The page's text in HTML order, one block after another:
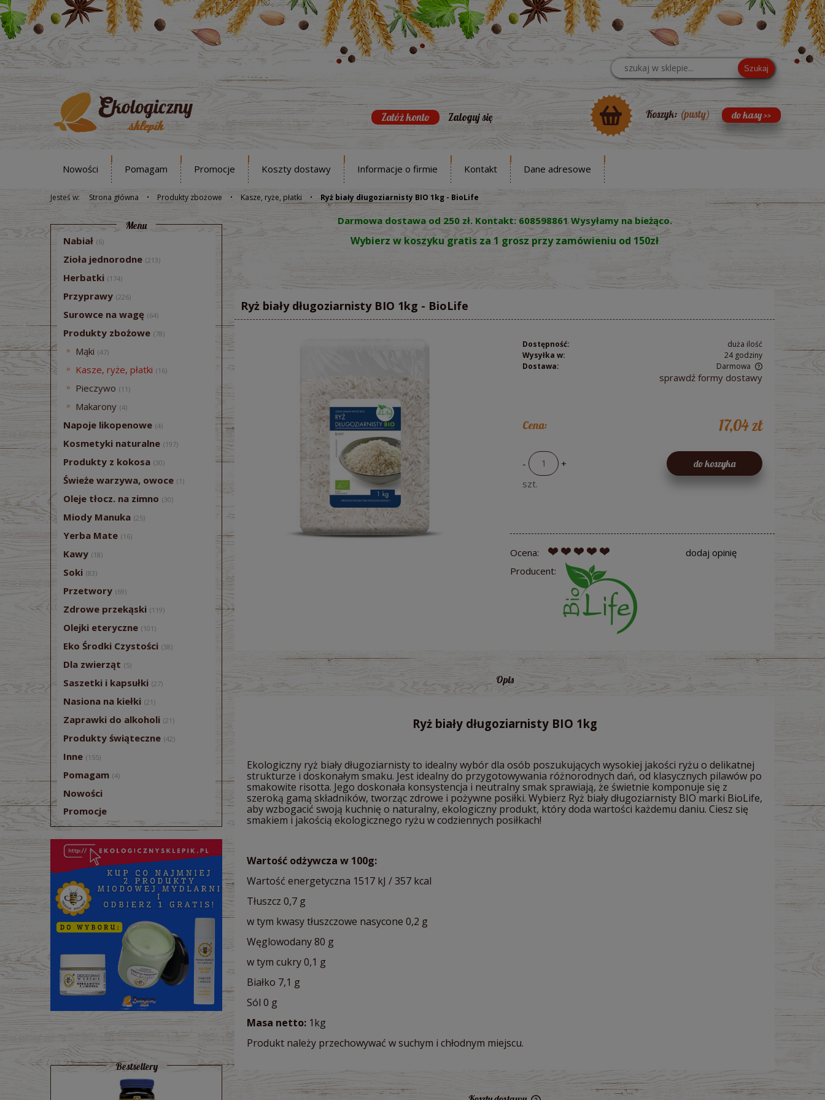
Szukaj
Załóż konto Zaloguj się Koszyk: (pusty)
Nowości Pomagam Promocje Koszty dostawy Informacje o firmie Kontakt Dane adresowe
Jesteś w: Strona główna Produkty zbożowe Kasze, ryże, płatki Ryż biały długoziarnisty BIO 1kg - BioLife
Menu
Nabiał (6)
Zioła jednorodne (213)
Herbatki (174)
Przyprawy (226)
Surowce na wagę (64)
Produkty zbożowe (78)
Mąki (47)
Kasze, ryże, płatki (16)
Pieczywo (11)
Makarony (4)
Napoje likopenowe (4)
Kosmetyki naturalne (197)
Produkty z kokosa (30)
Świeże warzywa, owoce (1)
Oleje tłocz. na zimno (30)
Miody Manuka (25)
Yerba Mate (16)
Kawy (18)
Soki (83)
Przetwory (69)
Zdrowe przekąski (119)
Olejki eteryczne (101)
Eko Środki Czystości (38)
Dla zwierząt (5)
Saszetki i kapsułki (27)
Nasiona na kiełki (21)
Zaprawki do alkoholi (21)
Produkty świąteczne (42)
Inne (155)
Pomagam (4)
Nowości
Promocje
Bestsellery
Darmowa dostawa od 250 zł. Kontakt: 608598861 Wysyłamy na bieżąco.
Wybierz w koszyku gratis za 1 grosz przy zamówieniu od 150zł
Ryż biały długoziarnisty BIO 1kg - BioLife
Dostępność:
duża ilość
Wysyłka w:
24 godziny
Dostawa:
Darmowa
sprawdź formy dostawy
Cena: 17,04 zł
-
+
szt.
do koszyka
Ocena:
Producent:
dodaj opinię
Opis
Ryż biały długoziarnisty BIO 1kg
Ekologiczny ryż biały długoziarnisty to idealny wybór dla osób poszukujących wysokiej jakości ryżu o delikatnej
strukturze i doskonałym smaku. Jest idealny do przygotowywania różnorodnych dań, od klasycznych pilawów po
smakowite risotta. Jego doskonała konsystencja i neutralny smak sprawiają, że świetnie komponuje się z
szeroką gamą składników, tworząc zdrowe i pożywne posiłki. Wybierz Ryż biały długoziarnisty BIO marki BioLife,
aby wzbogacić swoją kuchnię o naturalny, ekologiczny produkt, który doda wartości każdemu daniu. Ciesz się
smakiem i jakością ekologicznego ryżu w codziennych posiłkach!
Wartość odżywcza w 100g:
Wartość energetyczna 1517 kJ / 357 kcal
Tłuszcz 0,7 g
w tym kwasy tłuszczowe nasycone 0,2 g
Węglowodany 80 g
w tym cukry 0,1 g
Białko 7,1 g
Sól 0 g
Masa netto: 1kg
Produkt należy przechowywać w suchym i chłodnym miejscu.